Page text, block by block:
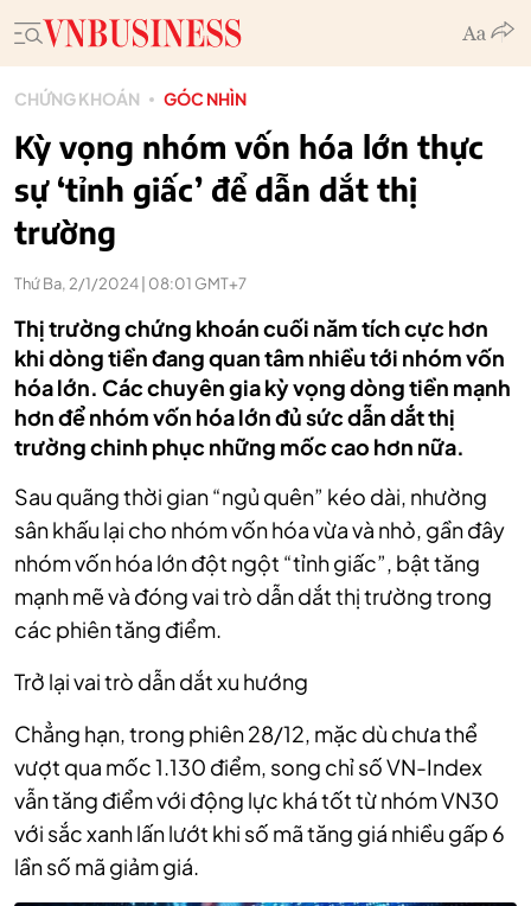
CHỨNG KHOÁN GÓC NHÌN
Kỳ vọng nhóm vốn hóa lớn thực
sự ‘tỉnh giấc’ để dẫn dắt thị
trường
Thứ Ba, 2/1/2024 | 08:01 GMT+7
Thị trường chứng khoán cuối năm tích cực hơn
khi dòng tiền đang quan tâm nhiều tới nhóm vốn
hóa lớn. Các chuyên gia kỳ vọng dòng tiền mạnh
hơn để nhóm vốn hóa lớn đủ sức dẫn dắt thị
trường chinh phục những mốc cao hơn nữa.
Sau quãng thời gian “ngủ quên” kéo dài, nhường
sân khấu lại cho nhóm vốn hóa vừa và nhỏ, gần đây
nhóm vốn hóa lớn đột ngột “tỉnh giấc”, bật tăng
mạnh mẽ và đóng vai trò dẫn dắt thị trường trong
các phiên tăng điểm.
Trở lại vai trò dẫn dắt xu hướng
Chẳng hạn, trong phiên 28/12, mặc dù chưa thể
vượt qua mốc 1.130 điểm, song chỉ số VN-Index
vẫn tăng điểm với động lực khá tốt từ nhóm VN30
với sắc xanh lấn lướt khi số mã tăng giá nhiều gấp 6
lần số mã giảm giá.